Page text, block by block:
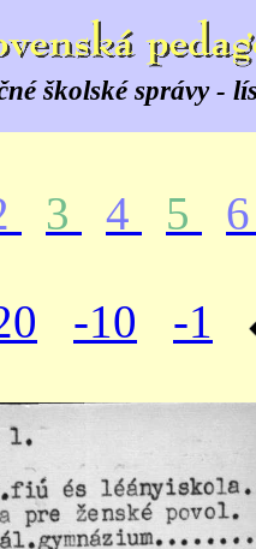
školské správy -
3 4 5
-10 -1